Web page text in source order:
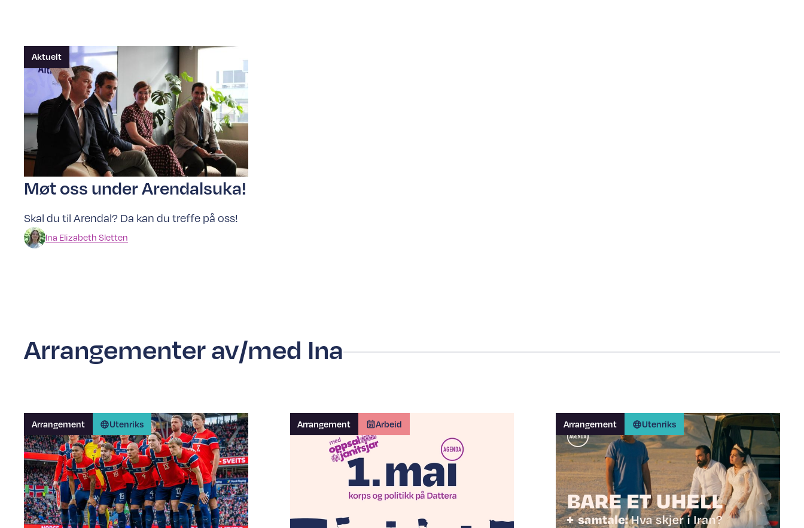
Møt oss under Arendalsuka!
Skal du til Arendal? Da kan du treffe på oss!
Aktuelt
Ina Elizabeth Sletten
Arrangementer av/med Ina
Arrangement Utenriks Arrangement Arbeid Arrangement Utenriks